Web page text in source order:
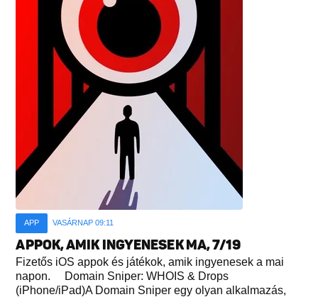
APP VASÁRNAP 09:11
APPOK, AMIK INGYENESEK MA, 7/19
Fizetős iOS appok és játékok, amik ingyenesek a mai
napon. Domain Sniper: WHOIS & Drops
(iPhone/iPad)A Domain Sniper egy olyan alkalmazás,